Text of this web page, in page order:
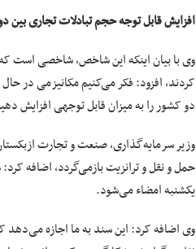
افزایش قابل توجه حجم تبادلات تجاری بین
وی با بیان اینکه این شاخص، شاخصی است
کردند، افزود: فکر می‌کنیم مکانیزمی در
دو کشور را به میزان قابل توجهی افزایش
وزیر سرمایه‌گذاری، صنعت و تجارت
حمل و نقل و ترانزیت بازمی‌گردد، اضافه
یکشنبه امضاء می‌شود.
وی اضافه کرد: این سند به ما اجازه